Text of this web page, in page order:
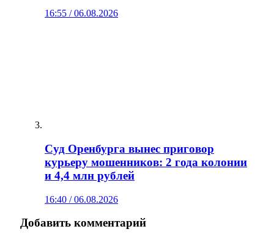
16:55 / 06.08.2026
Суд Оренбурга вынес приговор
курьеру мошенников: 2 года колонии
и 4,4 млн рублей
16:40 / 06.08.2026
Добавить комментарий